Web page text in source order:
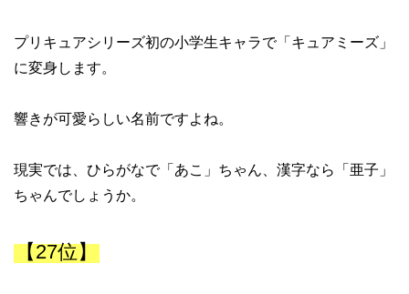
プリキュアシリーズ初の小学生キャラで「キュアミーズ」
に変身します。
響きが可愛らしい名前ですよね。
現実では、ひらがなで「あこ」ちゃん、漢字なら「亜子」
ちゃんでしょうか。
【27位】